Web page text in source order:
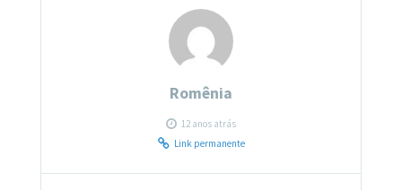
Romênia
12 anos atrás
Link permanente